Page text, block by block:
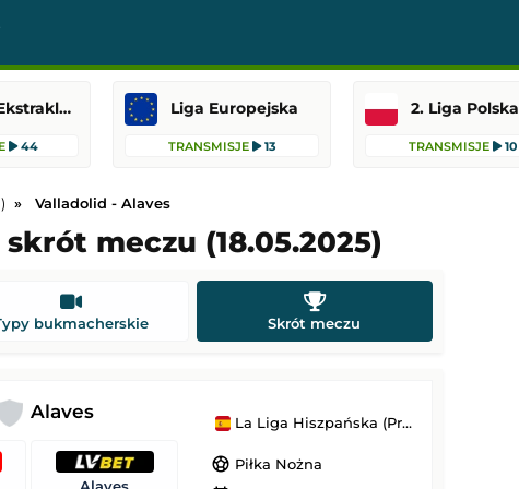
PKO BP Ekstraklasa
44
Liga Europejska
TRANSMISJE 13
2. Liga Polska
TRANSMISJE 10
Valladolid - Alaves
Bohemians
Liga Konferencji Europy
Bristol City
Dodany: 06.08.2026 22:45
meczu (18.05.2025)
bukmacherskie Skrót meczu
Alaves
La Liga Hiszpańska (Primera Division)
sports_soccer Piłka Nożna